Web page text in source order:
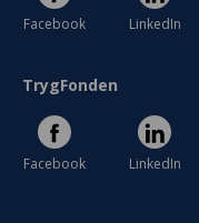
Facebook LinkedIn
TrygFonden
Facebook LinkedIn